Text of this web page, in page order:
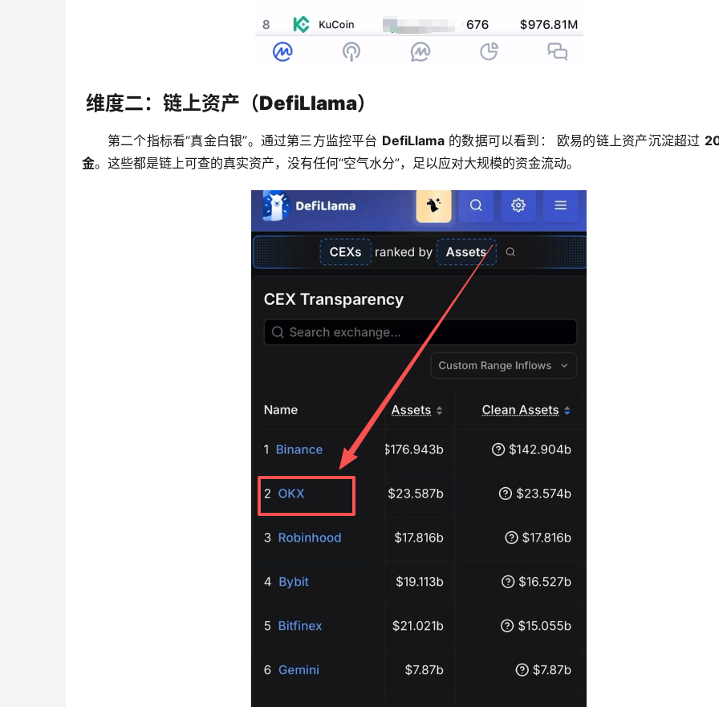
维度二：链上资产（DefiLlama）
第二个指标看“真金白银”。通过第三方监控平台 DefiLlama 的数据可以看到： 欧易的链上资产沉淀超过
金。这些都是链上可查的真实资产，没有任何“空气水分”，足以应对大规模的资金流动。